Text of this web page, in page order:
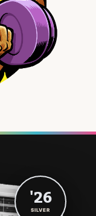
'26
SILVER